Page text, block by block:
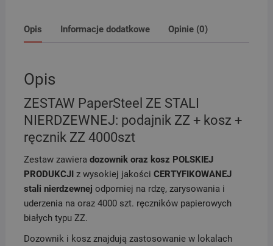
ręcznik
ZZ
Opis Informacje dodatkowe Opinie (0)
Opis
ZESTAW PaperSteel ZE STALI
NIERDZEWNEJ: podajnik ZZ + kosz +
ręcznik ZZ 4000szt
Zestaw zawiera dozownik oraz kosz POLSKIEJ
PRODUKCJIz wysokiej jakości CERTYFIKOWANEJ
stali nierdzewnej odporniej na rdzę, zarysowania i
uderzenia na oraz 4000 szt. ręczników papierowych
białych typu ZZ.
Dozownik i kosz znajdują zastosowanie w lokalach